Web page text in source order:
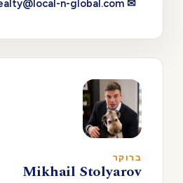
✉ realty@local-n-global.com
ברוקר
Mikhail Stolyarov